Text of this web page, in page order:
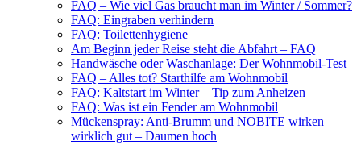
FAQ – Wie viel Gas braucht man im Winter / Sommer?
FAQ: Eingraben verhindern
FAQ: Toilettenhygiene
Am Beginn jeder Reise steht die Abfahrt – FAQ
Handwäsche oder Waschanlage: Der Wohnmobil-Test
FAQ – Alles tot? Starthilfe am Wohnmobil
FAQ: Kaltstart im Winter – Tip zum Anheizen
FAQ: Was ist ein Fender am Wohnmobil
Mückenspray: Anti-Brumm und NOBITE wirken
wirklich gut – Daumen hoch